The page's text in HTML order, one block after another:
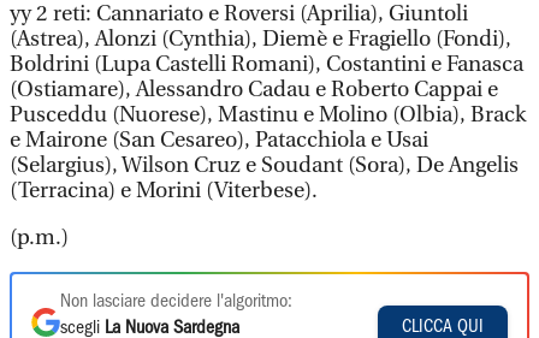
yy 2 reti: Cannariato e Roversi (Aprilia), Giuntoli
(Astrea), Alonzi (Cynthia), Diemè e Fragiello (Fondi),
Boldrini (Lupa Castelli Romani), Costantini e Fanasca
(Ostiamare), Alessandro Cadau e Roberto Cappai e
Pusceddu (Nuorese), Mastinu e Molino (Olbia), Brack
e Mairone (San Cesareo), Patacchiola e Usai
(Selargius), Wilson Cruz e Soudant (Sora), De Angelis
(Terracina) e Morini (Viterbese).
(p.m.)
Non lasciare decidere l'algoritmo:
scegli La Nuova Sardegna
CLICCA QUI